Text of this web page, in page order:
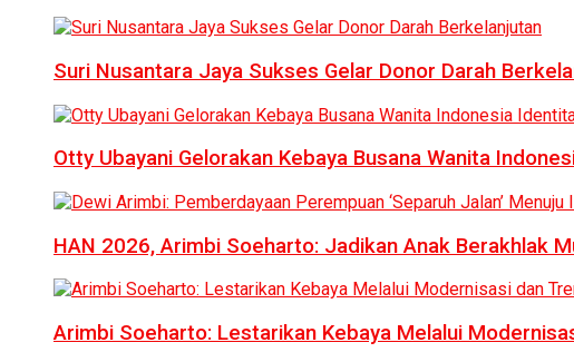
Suri Nusantara Jaya Sukses Gelar Donor Darah
Otty Ubayani Gelorakan Kebaya Busana Wanita
HAN 2026, Arimbi Soeharto: Jadikan Anak Berakhlak
Arimbi Soeharto: Lestarikan Kebaya Melalui